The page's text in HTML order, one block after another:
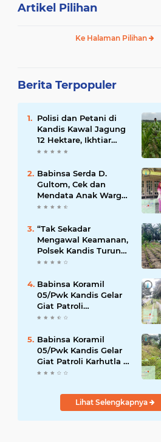
Artikel Pilihan
Ke Halaman Pilihan
Berita Terpopuler
Polisi dan Petani di
Kandis Kawal Jagung
12 Hektare, Ikhtiar
Menjaga Ketahanan
Babinsa Serda D.
Gultom, Cek dan
Mendata Anak Warga
Yang Stunting
“Tak Sekadar
Mengawal Keamanan,
Polsek Kandis Turun
ke Lahan Jagung
Pangan
Babinsa Koramil
05/Pwk Kandis Gelar
Giat Patroli
Pengamanan Line
Kandis Kandis
Babinsa Koramil
05/Pwk Kandis Gelar
Giat Patroli Karhutla di
Wilayah Kelurahan
Lihat Selengkapnya